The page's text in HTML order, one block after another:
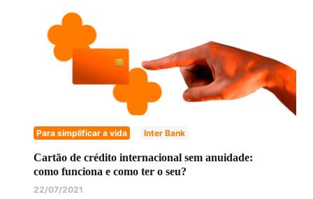
Para simplificar a vida Inter Bank
Cartão de crédito internacional sem anuidade:
como funciona e como ter o seu?
22/07/2021